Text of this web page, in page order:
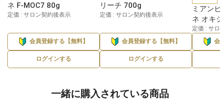
ネ F-MOC7 80g
定価 : サロン契約後表示
会員登録する【無料】
ログインする
リーチ 700g
定価 : サロン契約後表示
会員登録する【無料】
ログインする
ミアン
ネ オキ
定価 : サ
一緒に購入されている商品